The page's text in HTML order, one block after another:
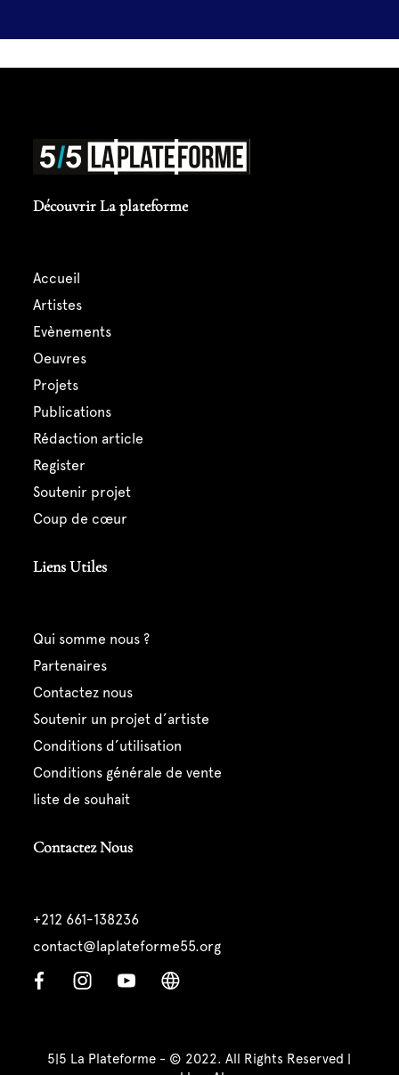
Découvrir La plateforme
accueil
artistes
evènements
oeuvres
projets
publications
rédaction article
register
soutenir projet
coup de cœur
Liens Utiles
qui somme nous ?
partenaires
contactez nous
soutenir un projet d’artiste
conditions d’utilisation
conditions générale de vente
liste de souhait
Contactez Nous
+212 661-138236
contact@laplateforme55.org
5|5 La Plateforme - © 2022. All Rights Reserved |